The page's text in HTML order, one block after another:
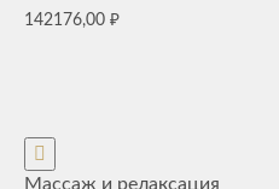
142176,00 ₽
Массаж и релаксация